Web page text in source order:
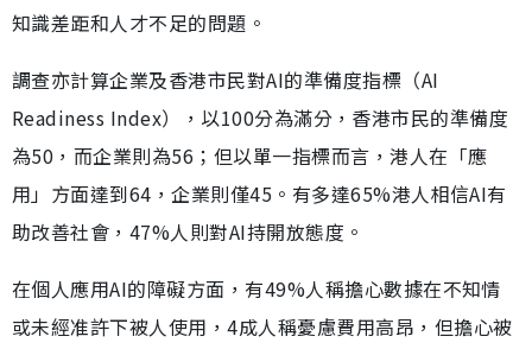
知識差距和人才不足的問題。
調查亦計算企業及香港市民對AI的準備度指標（AI
Readiness Index），以100分為滿分，香港市民的準備度
為50，而企業則為56；但以單一指標而言，港人在「應
用」方面達到64，企業則僅45。有多達65%港人相信AI有
助改善社會，47%人則對AI持開放態度。
在個人應用AI的障礙方面，有49%人稱擔心數據在不知情
或未經准許下被人使用，4成人稱憂慮費用高昂，但擔心被